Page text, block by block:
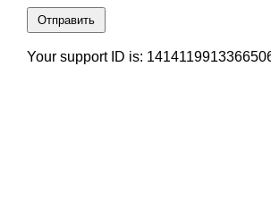
Отправить
Your support ID is: